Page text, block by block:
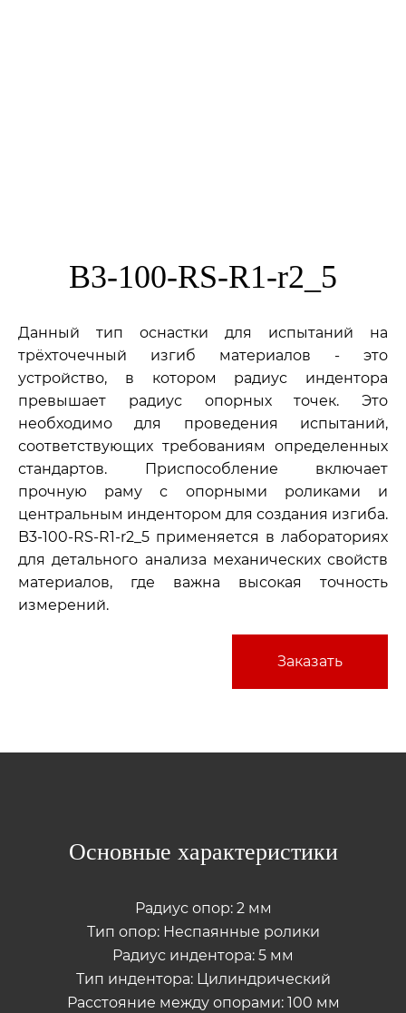
B3-100-RS-R1-r2_5
Данный тип оснастки для испытаний на
трёхточечный изгиб материалов - это
устройство, в котором радиус индентора
превышает радиус опорных точек. Это
необходимо для проведения испытаний,
соответствующих требованиям определенных
стандартов. Приспособление включает
прочную раму с опорными роликами и
центральным индентором для создания изгиба.
B3-100-RS-R1-r2_5 применяется в лабораториях
для детального анализа механических свойств
материалов, где важна высокая точность
измерений.
Заказать
Основные характеристики
Радиус опор: 2 мм
Тип опор: Неспаянные ролики
Радиус индентора: 5 мм
Тип индентора: Цилиндрический
Расстояние между опорами: 100 мм